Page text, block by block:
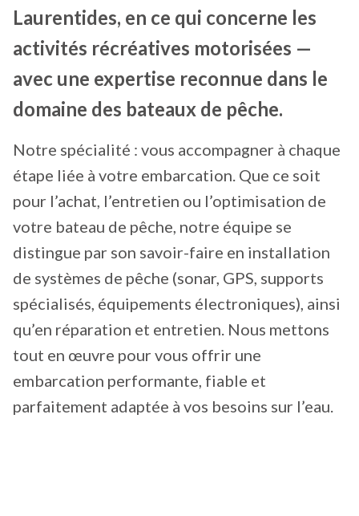
Laurentides, en ce qui concerne les
activités récréatives motorisées —
avec une expertise reconnue dans le
domaine des bateaux de pêche.
Notre spécialité : vous accompagner à chaque
étape liée à votre embarcation. Que ce soit
pour l’achat, l’entretien ou l’optimisation de
votre bateau de pêche, notre équipe se
distingue par son savoir-faire en installation
de systèmes de pêche (sonar, GPS, supports
spécialisés, équipements électroniques), ainsi
qu’en réparation et entretien. Nous mettons
tout en œuvre pour vous offrir une
embarcation performante, fiable et
parfaitement adaptée à vos besoins sur l’eau.